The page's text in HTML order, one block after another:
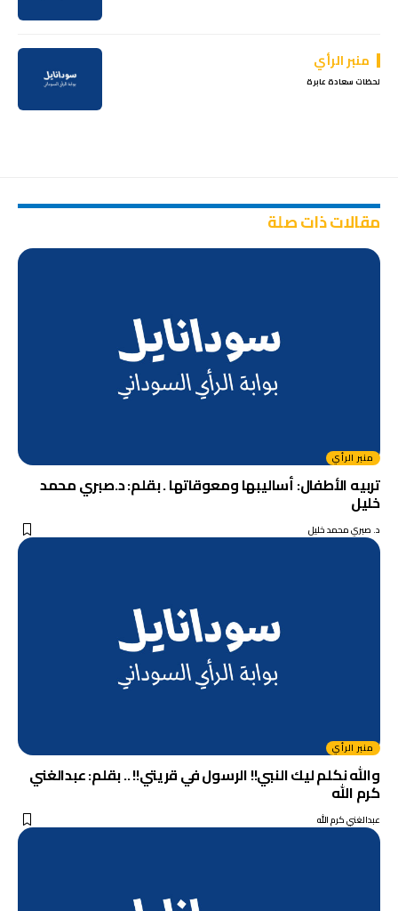
منبر الرأي
لحظات سعادة عابرة
مقالات ذات صلة
منبر الرأي
تربيه الأطفال: أساليبها ومعوقاتها . بقلم: د.صبري محمد
خليل
د. صبري محمد خليل
منبر الرأي
والله نكلم ليك النبي!! الرسول في قريتي!! .. بقلم: عبدالغني
كرم الله
عبدالغني كرم الله